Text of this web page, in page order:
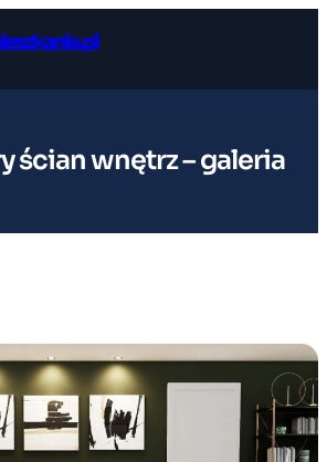
ścian wnętrz – galeria